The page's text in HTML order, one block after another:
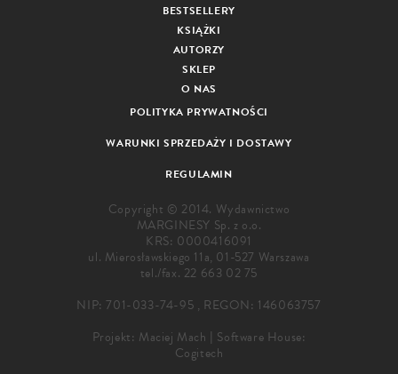
BESTSELLERY
KSIĄŻKI
AUTORZY
SKLEP
O NAS
POLITYKA PRYWATNOŚCI
WARUNKI SPRZEDAŻY I DOSTAWY
REGULAMIN
Copyright © 2014. Wydawnictwo
MARGINESY Sp. z o.o.
KRS: 0000416091
ul. Mierosławskiego 11a, 01-527 Warszawa
tel./fax. 22 663 02 75
NIP: 701-033-74-95 , REGON: 146063757
Projekt: Maciej Mach | Software House:
Cogitech